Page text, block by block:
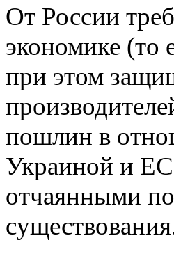
От России
экономике (то
при этом
пошлин в
Украиной и
отчаянными